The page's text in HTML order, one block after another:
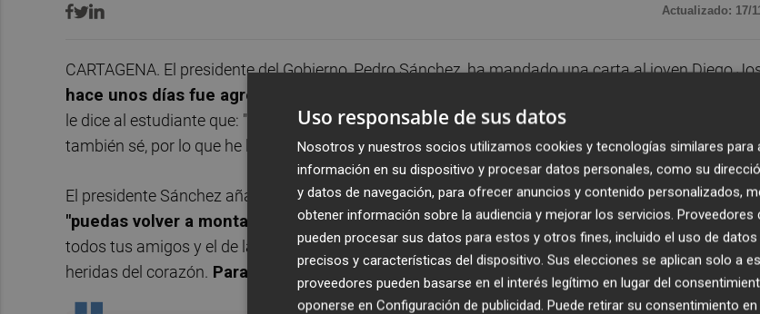
Actualizado: 17/
CARTAGENA. El presidente del Gobierno, Pedro Sánchez, ha mandado una carta al joven Diego
hace unos días fue agredido a la salida del instituto Isaac Peral por su condición sexual.
le dice al estudiante que: "No estás solo", y añade que "Sé que tu familia y tú lo habéis pasado muy
también sé, por lo que he leído de ti, que tienes mucho coraje y que pronto te recuperarás de este
El presidente Sánchez añade que los sanitarios del hospital Santa Lucía lo han cuidado para que
"puedas volver a montar en bicicleta, como tanto te gusta",y añade que ahora "es nuestro
todos tus amigos y el de las instituciones públicas para cuidar esas heridas que no llevan vendas,
heridas del corazón. Para garantizar que puedas regresar a clase a disfrutar y aprender".
Uso responsable de sus datos
Nosotros y nuestros socios utilizamos cookies y tecnologías similares para
información en su dispositivo y procesar datos personales, como su
y datos de navegación, para ofrecer anuncios y contenido personalizados,
obtener información sobre la audiencia y mejorar los servicios. Proveedores
pueden procesar sus datos para estos y otros fines, incluido el uso de
precisos y características del dispositivo. Sus elecciones se aplican solo a
proveedores pueden basarse en el interés legítimo en lugar del
oponerse en Configuración de publicidad. Puede retirar su consentimiento